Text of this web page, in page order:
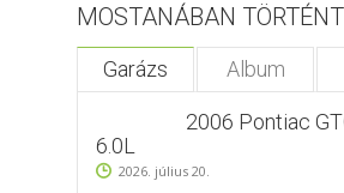
MOSTANÁBAN TÖRTÉNT
Garázs Album
2006 Pontiac
6.0L
2026. július 20.